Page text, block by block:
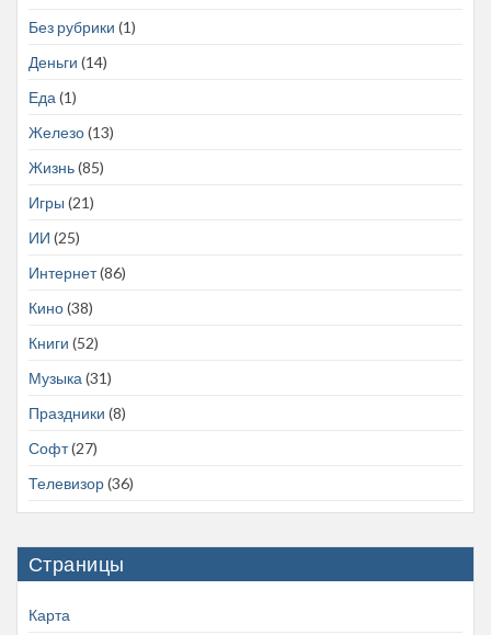
Без рубрики (1)
Деньги (14)
Еда (1)
Железо(13)
Жизнь(85)
Игры (21)
ИИ (25)
Интернет(86)
Кино(38)
Книги (52)
Музыка (31)
Праздники (8)
Софт(27)
Телевизор(36)
Страницы
Карта